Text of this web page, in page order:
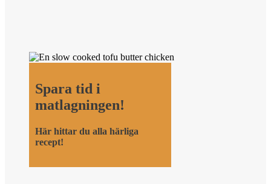
Spara tid i
matlagningen!
Här hittar du alla härliga
recept!